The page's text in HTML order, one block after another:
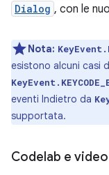
Dialog , con le
Nota:
esistono alcuni casi
eventi Indietro da
supportata.
Codelab e